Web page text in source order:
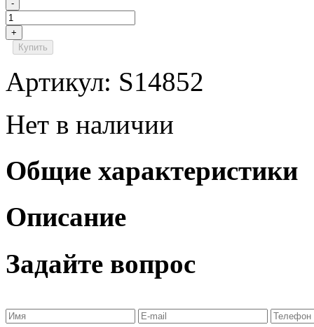
-
+
Купить
Артикул: S14852
Нет в наличии
Общие характеристики
Описание
Задайте вопрос